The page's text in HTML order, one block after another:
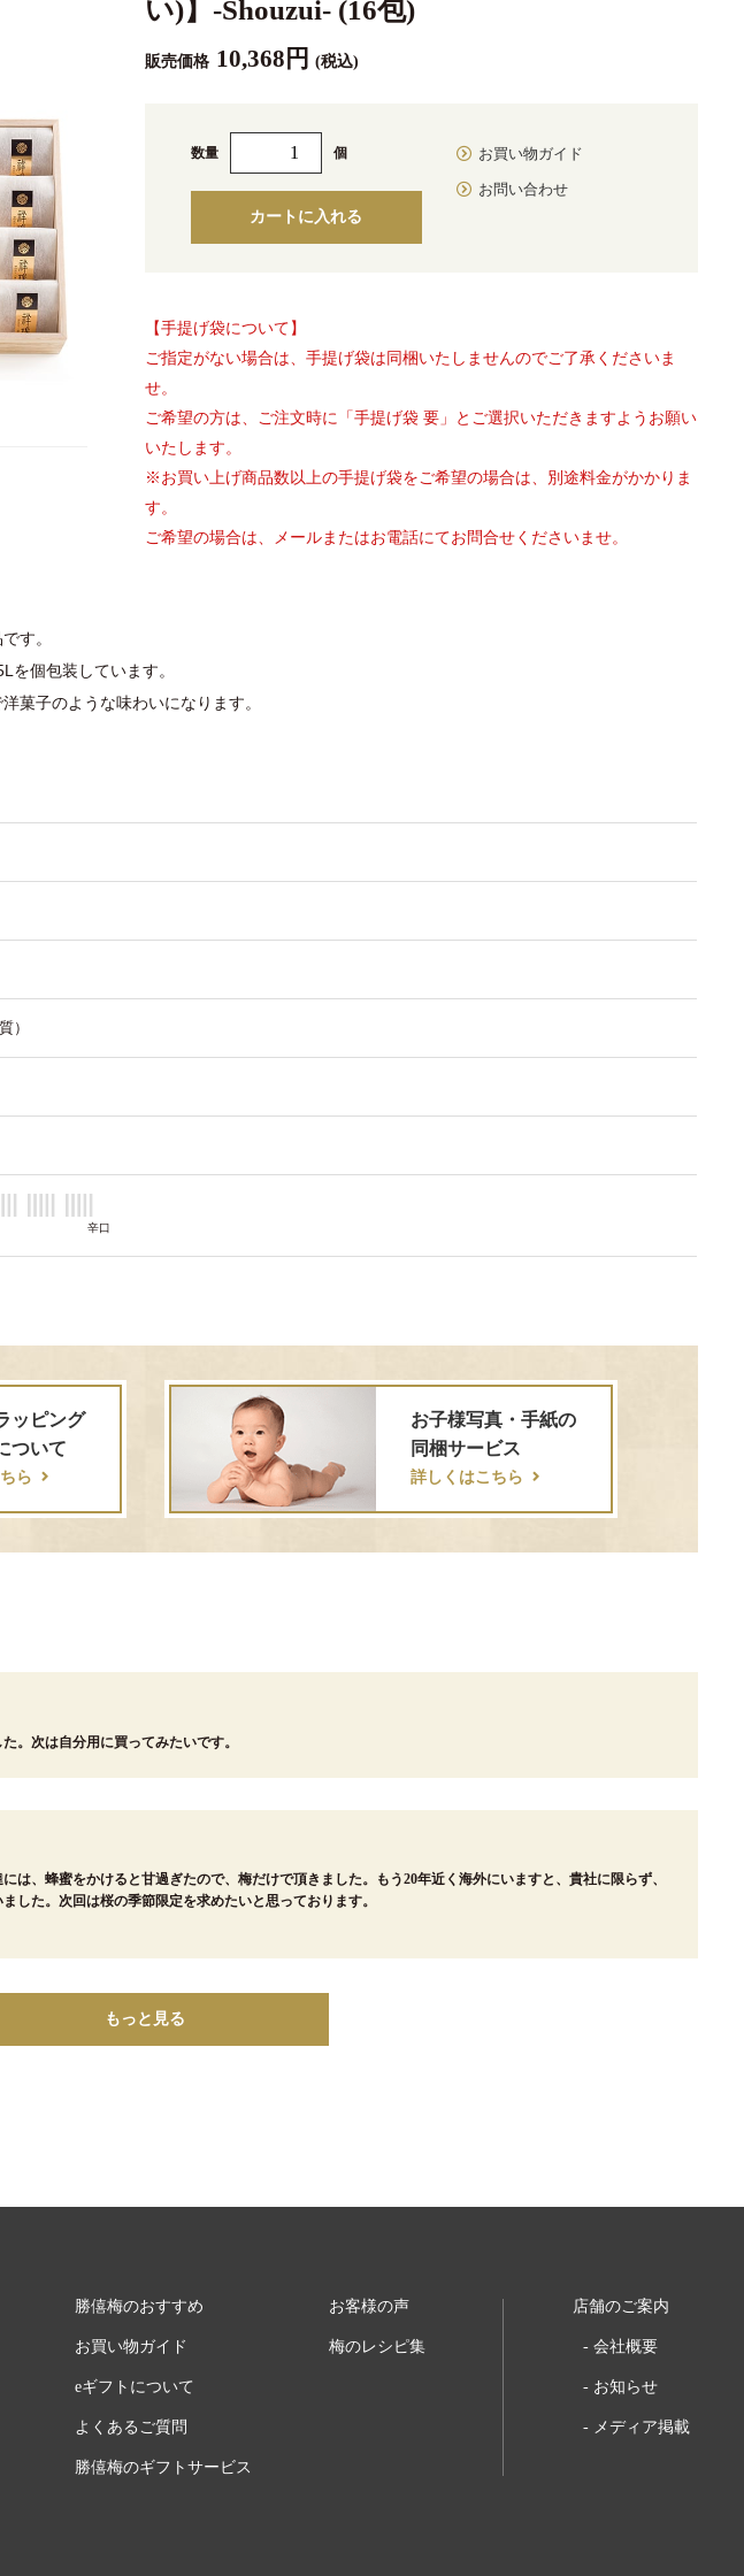
い)】-Shouzui- (16包)
販売価格 10,368円 (税込)
数量 個
カートに入れる
お買い物ガイド
お問い合わせ
【手提げ袋について】
ご指定がない場合は、手提げ袋は同梱いたしませんのでご了承くださいま
せ。
ご希望の方は、ご注文時に「手提げ袋 要」とご選択いただきますようお願い
いたします。
※お買い上げ商品数以上の手提げ袋をご希望の場合は、別途料金がかかりま
す。
ご希望の場合は、メールまたはお電話にてお問合せくださいませ。
す。
を個包装しています。
菓子のような味わいになります。
）
辛口
ッピング
ついて
ら
お子様写真・手紙の
同梱サービス
詳しくはこちら
。次は自分用に買ってみたいです。
は、蜂蜜をかけると甘過ぎたので、梅だけで頂きました。もう20年近く海外にいますと、貴社に限らず、
した。次回は桜の季節限定を求めたいと思っております。
もっと見る
勝僖梅のおすすめ
お買い物ガイド
eギフトについて
よくあるご質問
勝僖梅のギフトサービス
お客様の声
梅のレシピ集
店舗のご案内
会社概要
お知らせ
メディア掲載